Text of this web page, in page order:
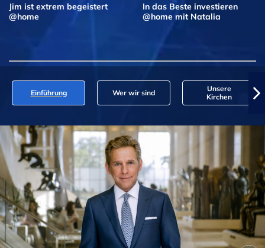
Jim ist extrem begeistert
@home
In das Beste investieren
@home mit Natalia
Einführung Wer wir sind
Unsere
Kirchen